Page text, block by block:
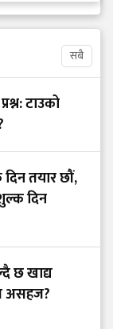
सबै
टाउको
तयार छौं,
दिन
छ खाद्य
असहज?